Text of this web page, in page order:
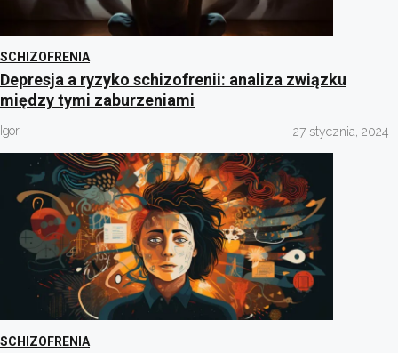
SCHIZOFRENIA
Depresja a ryzyko schizofrenii: analiza związku
między tymi zaburzeniami
Igor 27 stycznia, 2024
SCHIZOFRENIA